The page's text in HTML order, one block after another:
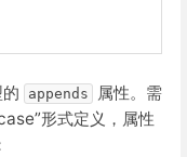
appends
属性。需
形式定义，属性